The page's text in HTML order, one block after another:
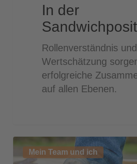
In der
Rollenverständnis und
Wertschätzung
erfolgreiche
auf allen Ebenen.
Arbeitsunfall
Mein Team und ich